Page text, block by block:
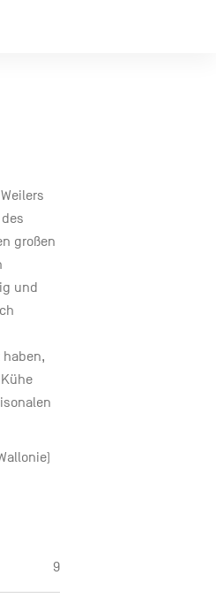
großen
und
9